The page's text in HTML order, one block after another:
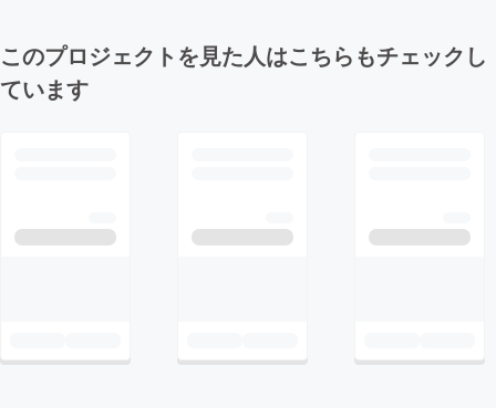
このプロジェクトを見た人はこちらもチェックし
ています